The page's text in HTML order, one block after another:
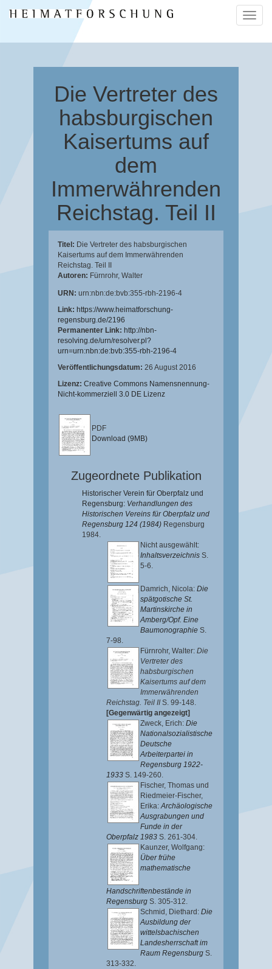
ein-/
Die Vertreter des
habsburgischen
Kaisertums auf
dem
Immerwährenden
Reichstag. Teil II
Titel: Die Vertreter des habsburgischen
Kaisertums auf dem Immerwährenden
Reichstag. Teil II
Autoren: Fürnrohr, Walter
URN: urn:nbn:de:bvb:355-rbh-2196-4
Link: https://www.heimatforschung-
regensburg.de/2196
Permanenter Link: http://nbn-
resolving.de/urn/resolver.pl?
urn=urn:nbn:de:bvb:355-rbh-2196-4
Veröffentlichungsdatum: 26 August 2016
Lizenz: Creative Commons Namensnennung-
Nicht-kommerziell 3.0 DE Lizenz
PDF
Download (9MB)
Zugeordnete Publikation
Historischer Verein für Oberpfalz und
Regensburg: Verhandlungen des
Historischen Vereins für Oberpfalz und
Regensburg 124 (1984) Regensburg
1984.
Nicht ausgewählt:
Inhaltsverzeichnis S.
5-6.
Damrich, Nicola: Die
spätgotische St.
Martinskirche in
Amberg/Opf. Eine
Baumonographie S.
7-98.
Fürnrohr, Walter: Die
Vertreter des
habsburgischen
Kaisertums auf dem
Immerwährenden
Reichstag. Teil II S. 99-148.
[Gegenwärtig angezeigt]
Zweck, Erich: Die
Nationalsozialistische
Deutsche
Arbeiterpartei in
Regensburg 1922-
1933 S. 149-260.
Fischer, Thomas und
Riedmeier-Fischer,
Erika:Archäologische
Ausgrabungen und
Funde in der
Oberpfalz 1983 S. 261-304.
Kaunzer, Wolfgang:
Über frühe
mathematische
Handschriftenbestände in
Regensburg S. 305-312.
Schmid, Diethard : Die
Ausbildung der
wittelsbachischen
Landesherrschaft im
Raum Regensburg S.
313-332.